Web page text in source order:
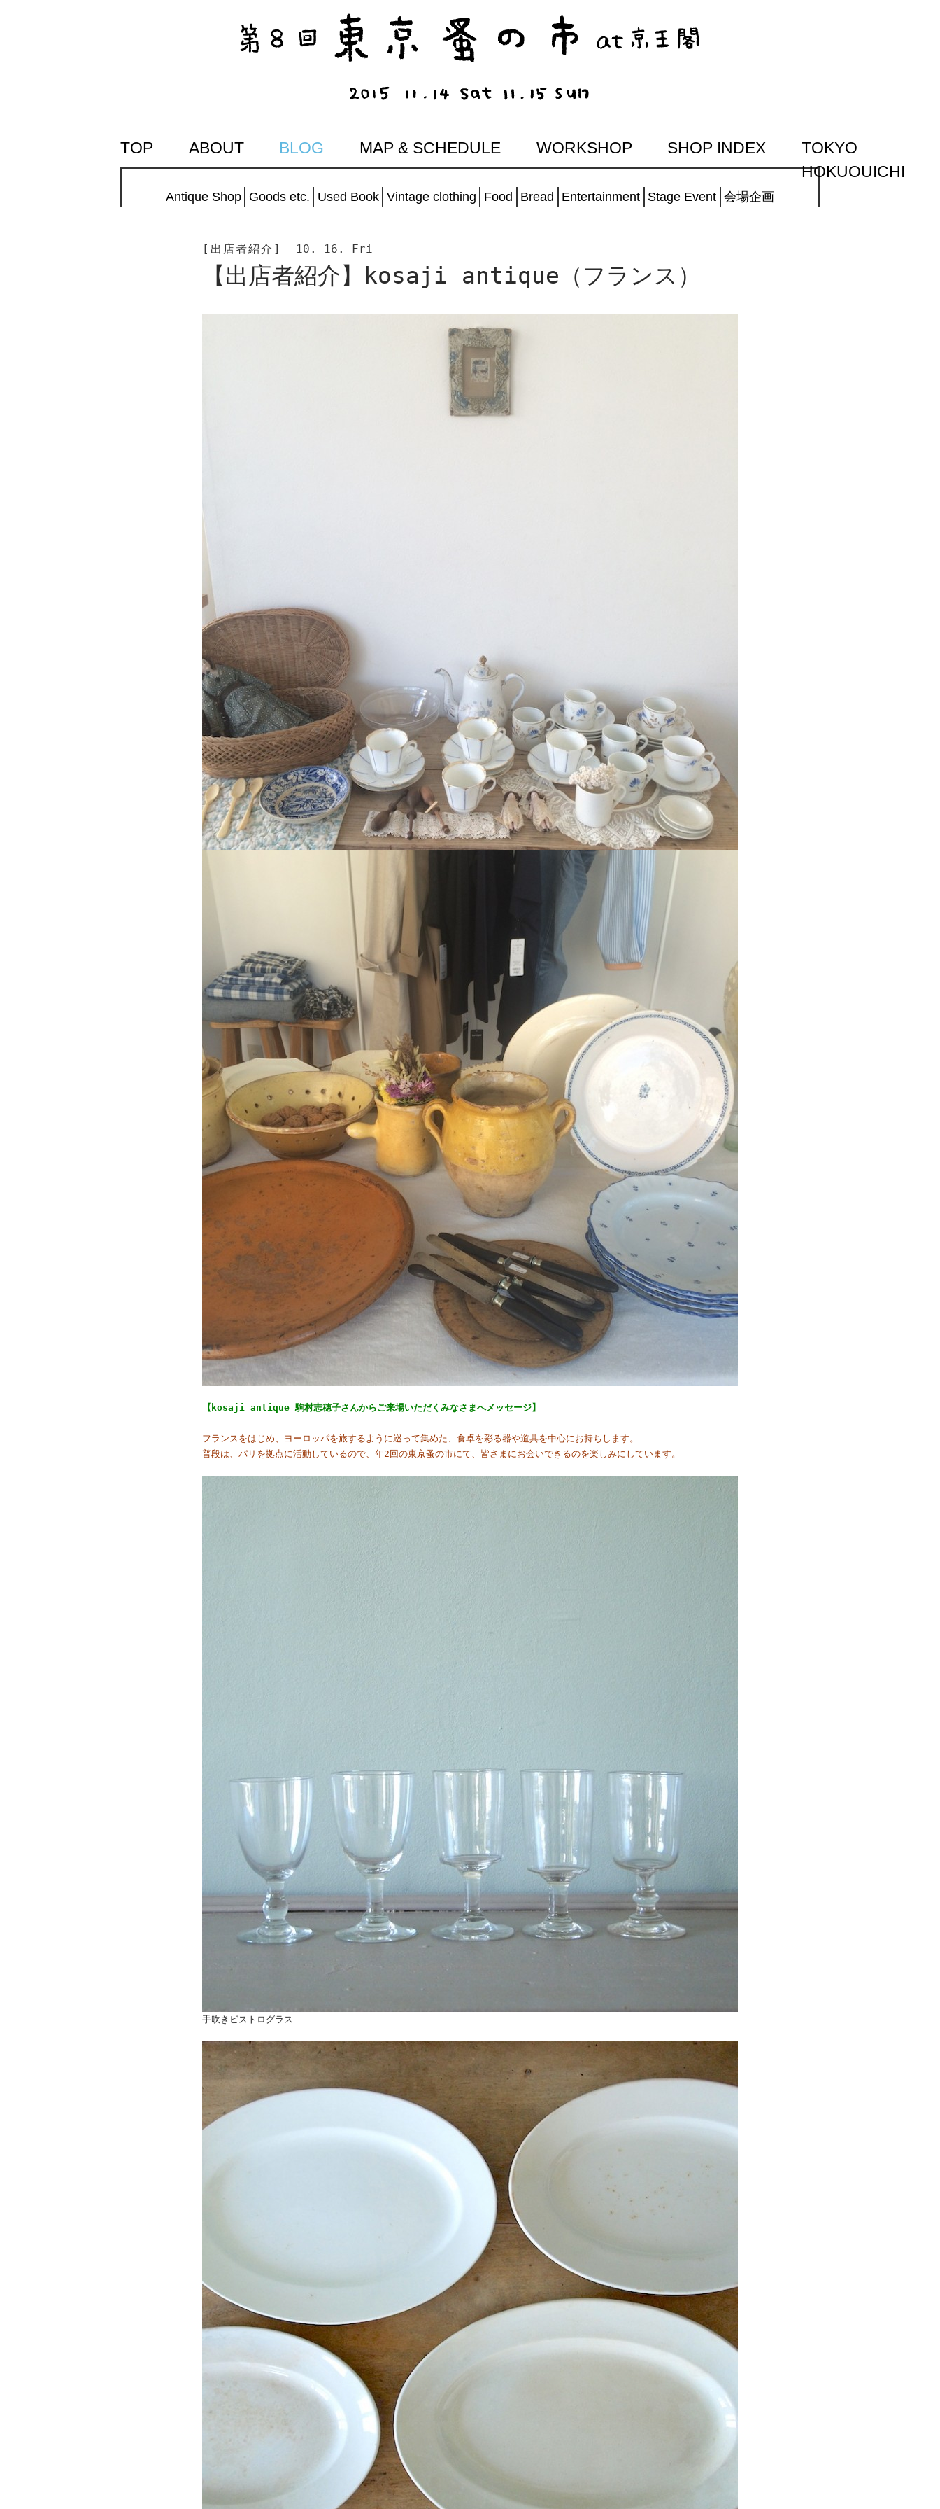
TOP ABOUT BLOG MAP & SCHEDULE WORKSHOP SHOP INDEX
TOKYO
HOKUOUICHI
Antique Shop Goods etc. Used Book Vintage clothing Food Bread Entertainment Stage Event 会場企画
[出店者紹介] 10. 16. Fri
【出店者紹介】kosaji antique（フランス）
【kosaji antique 駒村志穂子さんからご来場いただくみなさまへメッセージ】
フランスをはじめ、ヨーロッパを旅するように巡って集めた、食卓を彩る器や道具を中心にお持ちします。
普段は、パリを拠点に活動しているので、年2回の東京蚤の市にて、皆さまにお会いできるのを楽しみにしています。
手吹きビストログラス